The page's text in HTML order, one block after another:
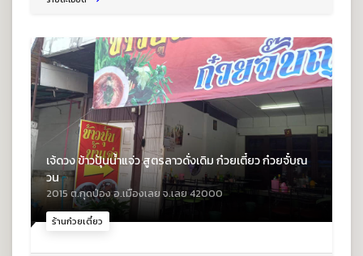
ร้านก๋วยเตี๋ยว
เจ้ดวง ข้าวปุ้นน้ำแจ่ว สูตรลาวดั่งเดิม ก๋วยเตี๋ยว ก๋วยจั๋บณ
วน
2015 ต.กุดป่อง อ.เมืองเลย จ.เลย 42000